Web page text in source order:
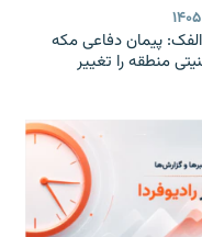
پیمان دفاعی مکه
منطقه را تغییر